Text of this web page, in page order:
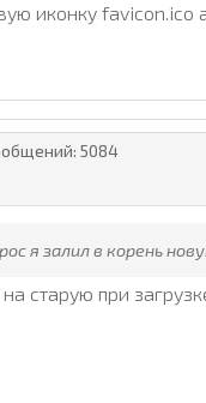
иконку
5084
я залил в корень
старую при